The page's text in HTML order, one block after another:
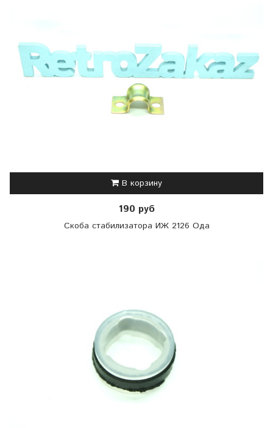
В корзину
190 руб
Скоба стабилизатора ИЖ 2126 Ода